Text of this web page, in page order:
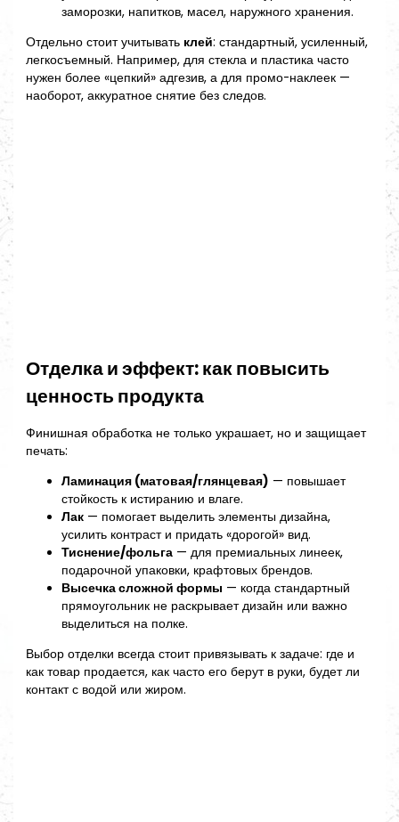
заморозки, напитков, масел, наружного хранения.
Отдельно стоит учитывать клей: стандартный, усиленный,
легкосъемный. Например, для стекла и пластика часто
нужен более «цепкий» адгезив, а для промо-наклеек —
наоборот, аккуратное снятие без следов.
Отделка и эффект: как повысить
ценность продукта
Финишная обработка не только украшает, но и защищает
печать:
Ламинация (матовая/глянцевая) — повышает
стойкость к истиранию и влаге.
Лак — помогает выделить элементы дизайна,
усилить контраст и придать «дорогой» вид.
Тиснение/фольга — для премиальных линеек,
подарочной упаковки, крафтовых брендов.
Высечка сложной формы — когда стандартный
прямоугольник не раскрывает дизайн или важно
выделиться на полке.
Выбор отделки всегда стоит привязывать к задаче: где и
как товар продается, как часто его берут в руки, будет ли
контакт с водой или жиром.